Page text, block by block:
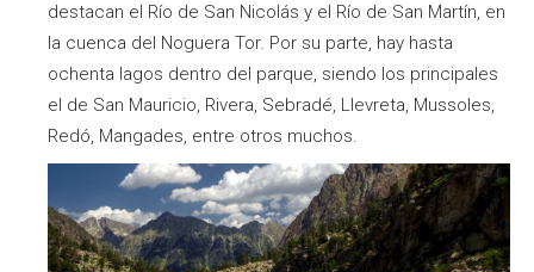
destacan el Río de San Nicolás y el Río de San Martín, en
la cuenca del Noguera Tor. Por su parte, hay hasta
ochenta lagos dentro del parque, siendo los principales
el de San Mauricio, Rivera, Sebradé, Llevreta, Mussoles,
Redó, Mangades, entre otros muchos.